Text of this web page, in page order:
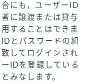
にも，ユーザーID
に譲渡または貸与
することはできま
とパスワードの組
してログインされ
IDを登録している
みなします。